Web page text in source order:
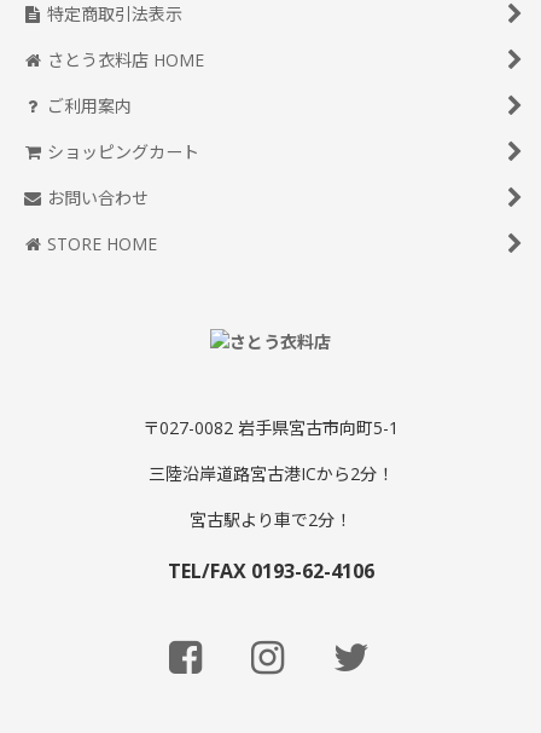
特定商取引法表示
さとう衣料店 HOME
ご利用案内
ショッピングカート
お問い合わせ
STORE HOME
〒027-0082 岩手県宮古市向町5-1
三陸沿岸道路宮古港ICから2分！
宮古駅より車で2分！
TEL/FAX 0193-62-4106